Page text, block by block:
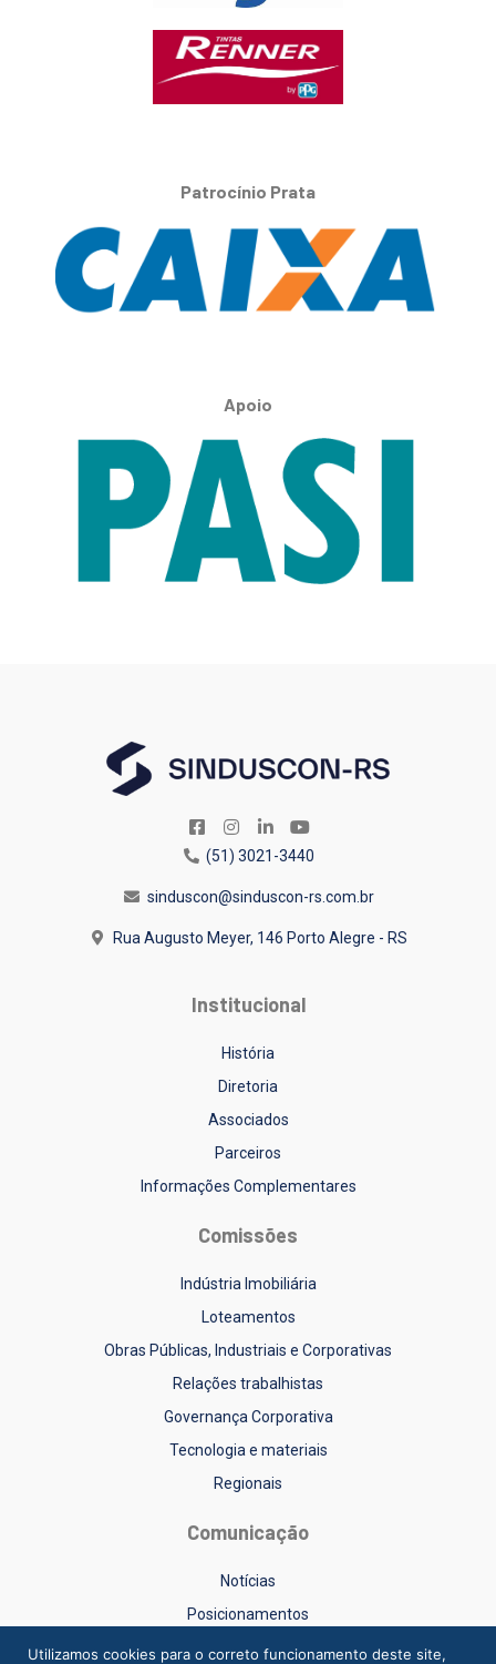
Patrocínio Prata
Apoio
(51) 3021-3440
sinduscon@sinduscon-rs.com.br
Rua Augusto Meyer, 146 Porto Alegre - RS
Institucional
História
Diretoria
Associados
Parceiros
Informações Complementares
Comissões
Indústria Imobiliária
Loteamentos
Obras Públicas, Industriais e Corporativas
Relações trabalhistas
Governança Corporativa
Tecnologia e materiais
Regionais
Comunicação
Notícias
Posicionamentos
Sinduscon-RS na Mídia
Utilizamos cookies para o correto funcionamento deste site,